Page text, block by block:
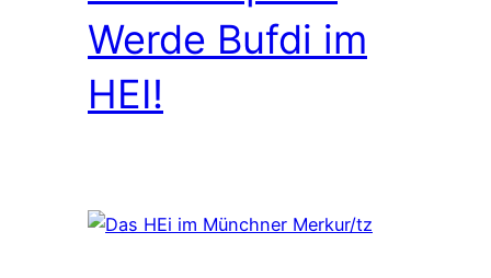
Werde Bufdi im
HEI!